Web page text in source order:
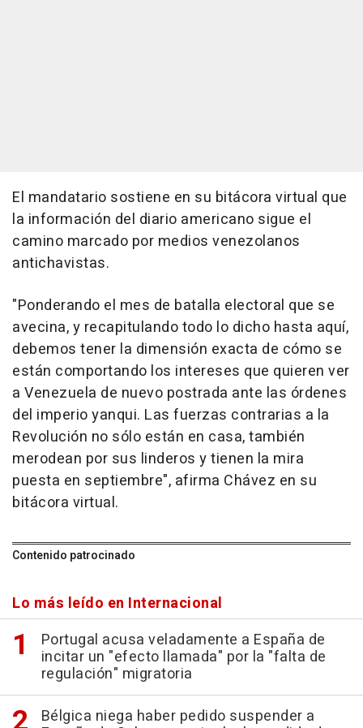
El mandatario sostiene en su bitácora virtual que
la información del diario americano sigue el
camino marcado por medios venezolanos
antichavistas.
"Ponderando el mes de batalla electoral que se
avecina, y recapitulando todo lo dicho hasta aquí,
debemos tener la dimensión exacta de cómo se
están comportando los intereses que quieren ver
a Venezuela de nuevo postrada ante las órdenes
del imperio yanqui. Las fuerzas contrarias a la
Revolución no sólo están en casa, también
merodean por sus linderos y tienen la mira
puesta en septiembre", afirma Chávez en su
bitácora virtual.
Contenido patrocinado
Lo más leído en Internacional
Portugal acusa veladamente a España de
incitar un "efecto llamada" por la "falta de
regulación" migratoria
Bélgica niega haber pedido suspender a